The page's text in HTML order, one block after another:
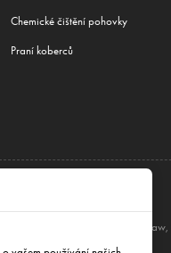
Chemické čištění pohovky
Praní koberců
Wroclaw,